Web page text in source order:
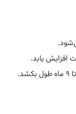
افزایش یابد.